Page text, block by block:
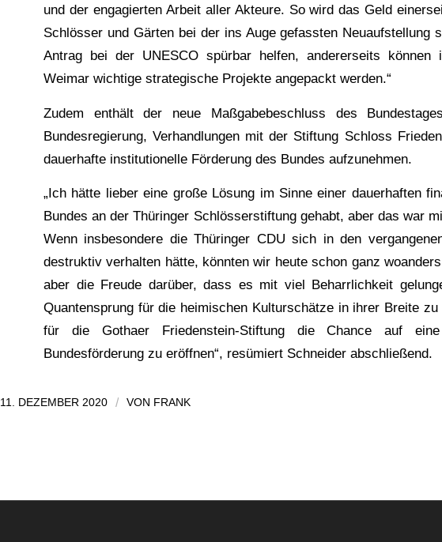
und der engagierten Arbeit aller Akteure. So wird das Geld
Schlösser und Gärten bei der ins Auge gefassten Neuaufstellung
Antrag bei der UNESCO spürbar helfen, andererseits können
Weimar wichtige strategische Projekte angepackt werden.“
Zudem enthält der neue Maßgabebeschluss des
Bundesregierung, Verhandlungen mit der Stiftung Schloss
dauerhafte institutionelle Förderung des Bundes aufzunehmen.
„Ich hätte lieber eine große Lösung im Sinne einer dauerhaften
Bundes an der Thüringer Schlösserstiftung gehabt, aber das war
Wenn insbesondere die Thüringer CDU sich in den
destruktiv verhalten hätte, könnten wir heute schon ganz
aber die Freude darüber, dass es mit viel Beharrlichkeit
Quantensprung für die heimischen Kulturschätze in ihrer Breite
für die Gothaer Friedenstein-Stiftung die Chance auf
Bundesförderung zu eröffnen“, resümiert Schneider abschließend.
11. DEZEMBER 2020 / VON FRANK